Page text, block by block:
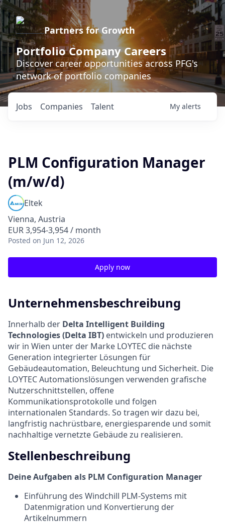
Partners for Growth
Portfolio Company Careers
Discover career opportunities across PFG's
network of portfolio companies
Jobs Companies Talent My alerts
PLM Configuration Manager
(m/w/d)
Eltek
Vienna, Austria
EUR 3,954-3,954 / month
Posted on Jun 12, 2026
Apply now
Unternehmensbeschreibung
Innerhalb der Delta Intelligent Building
Technologies (Delta IBT) entwickeln und produzieren
wir in Wien unter der Marke LOYTEC die nächste
Generation integrierter Lösungen für
Gebäudeautomation, Beleuchtung und Sicherheit. Die
LOYTEC Automationslösungen verwenden grafische
Nutzerschnittstellen, offene
Kommunikationsprotokolle und folgen
internationalen Standards. So tragen wir dazu bei,
langfristig nachrüstbare, energiesparende und somit
nachhaltige vernetzte Gebäude zu realisieren.
Stellenbeschreibung
Deine Aufgaben als PLM Configuration Manager
Einführung des Windchill PLM-Systems mit
Datenmigration und Konvertierung der
Artikelnummern